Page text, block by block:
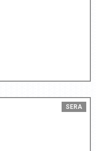
SERA